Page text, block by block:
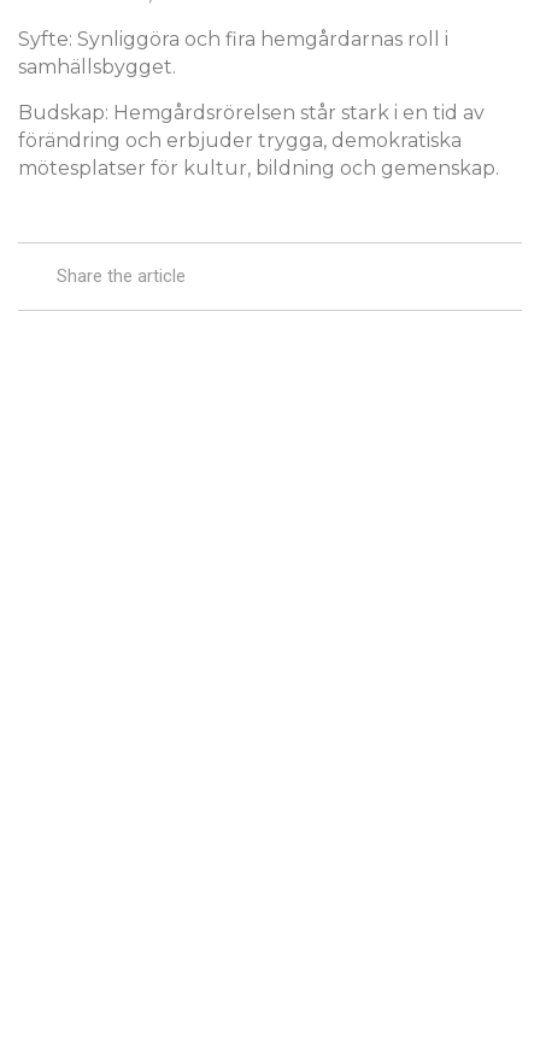
Syfte: Synliggöra och fira hemgårdarnas roll i
samhällsbygget.
Budskap: Hemgårdsrörelsen står stark i en tid av
förändring och erbjuder trygga, demokratiska
mötesplatser för kultur, bildning och gemenskap.
Share the article